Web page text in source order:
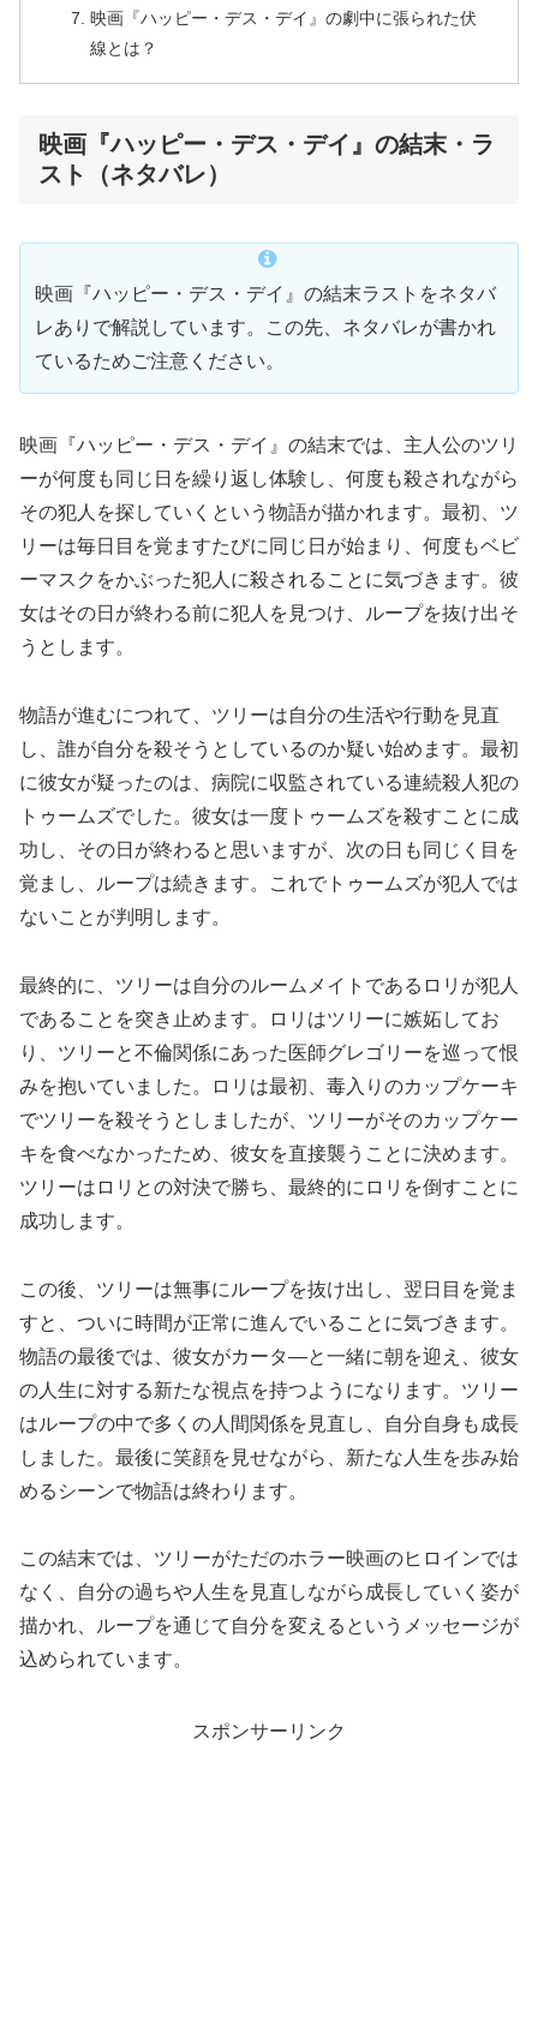
映画『ハッピー・デス・デイ』の劇中に張られた伏
線とは？
映画『ハッピー・デス・デイ』の結末・ラ
スト（ネタバレ）
映画『ハッピー・デス・デイ』の結末ラストをネタバ
レありで解説しています。この先、ネタバレが書かれ
ているためご注意ください。
映画『ハッピー・デス・デイ』の結末では、主人公のツリ
ーが何度も同じ日を繰り返し体験し、何度も殺されながら
その犯人を探していくという物語が描かれます。最初、ツ
リーは毎日目を覚ますたびに同じ日が始まり、何度もベビ
ーマスクをかぶった犯人に殺されることに気づきます。彼
女はその日が終わる前に犯人を見つけ、ループを抜け出そ
うとします。
物語が進むにつれて、ツリーは自分の生活や行動を見直
し、誰が自分を殺そうとしているのか疑い始めます。最初
に彼女が疑ったのは、病院に収監されている連続殺人犯の
トゥームズでした。彼女は一度トゥームズを殺すことに成
功し、その日が終わると思いますが、次の日も同じく目を
覚まし、ループは続きます。これでトゥームズが犯人では
ないことが判明します。
最終的に、ツリーは自分のルームメイトであるロリが犯人
であることを突き止めます。ロリはツリーに嫉妬してお
り、ツリーと不倫関係にあった医師グレゴリーを巡って恨
みを抱いていました。ロリは最初、毒入りのカップケーキ
でツリーを殺そうとしましたが、ツリーがそのカップケー
キを食べなかったため、彼女を直接襲うことに決めます。
ツリーはロリとの対決で勝ち、最終的にロリを倒すことに
成功します。
この後、ツリーは無事にループを抜け出し、翌日目を覚ま
すと、ついに時間が正常に進んでいることに気づきます。
物語の最後では、彼女がカータ―と一緒に朝を迎え、彼女
の人生に対する新たな視点を持つようになります。ツリー
はループの中で多くの人間関係を見直し、自分自身も成長
しました。最後に笑顔を見せながら、新たな人生を歩み始
めるシーンで物語は終わります。
この結末では、ツリーがただのホラー映画のヒロインでは
なく、自分の過ちや人生を見直しながら成長していく姿が
描かれ、ループを通じて自分を変えるというメッセージが
込められています。
スポンサーリンク